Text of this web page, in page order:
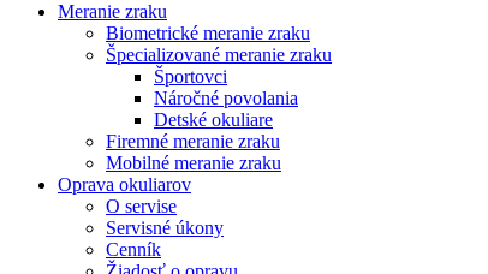
Meranie zraku
Biometrické meranie zraku
Špecializované meranie zraku
Športovci
Náročné povolania
Detské okuliare
Firemné meranie zraku
Mobilné meranie zraku
Oprava okuliarov
O servise
Servisné úkony
Cenník